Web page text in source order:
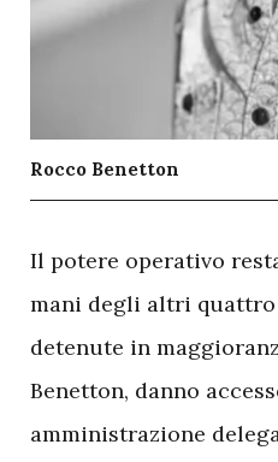
Rocco Benetton
Il potere operativo
mani degli altri quattro
detenute in
Benetton, danno
amministrazione